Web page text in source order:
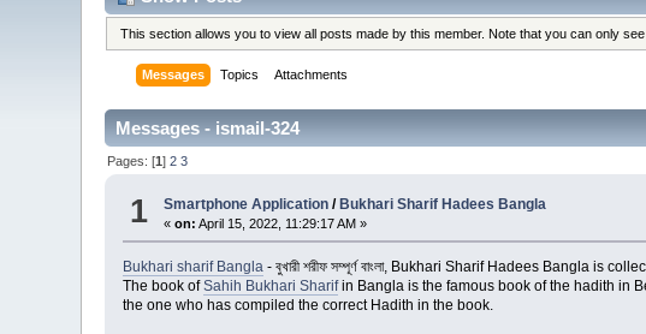
This section allows you to view all posts made by this member. Note that you can only
Messages Topics Attachments
Messages - ismail-324
Pages: [1]2 3
1 Smartphone Application / Bukhari Sharif Hadees Bangla
«on: April 15, 2022, 11:29:17 AM »
Bukhari sharif Bangla - বুখারী শরীফ সম্পূর্ণ বাংলা, Bukhari Sharif Hadees Bangla is
The book ofSahih Bukhari Sharifin Bangla is the famous book of the hadith in
the one who has compiled the correct Hadith in the book.